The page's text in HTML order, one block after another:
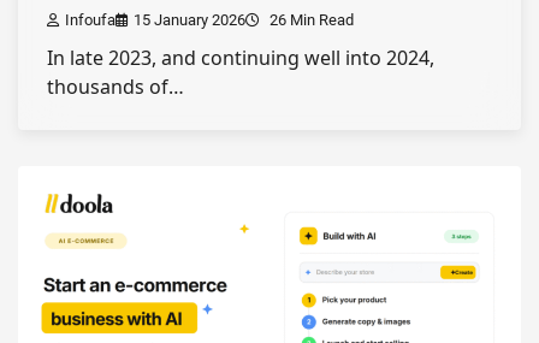
Infoufa 15 January 2026 26 Min Read
In late 2023, and continuing well into 2024,
thousands of…